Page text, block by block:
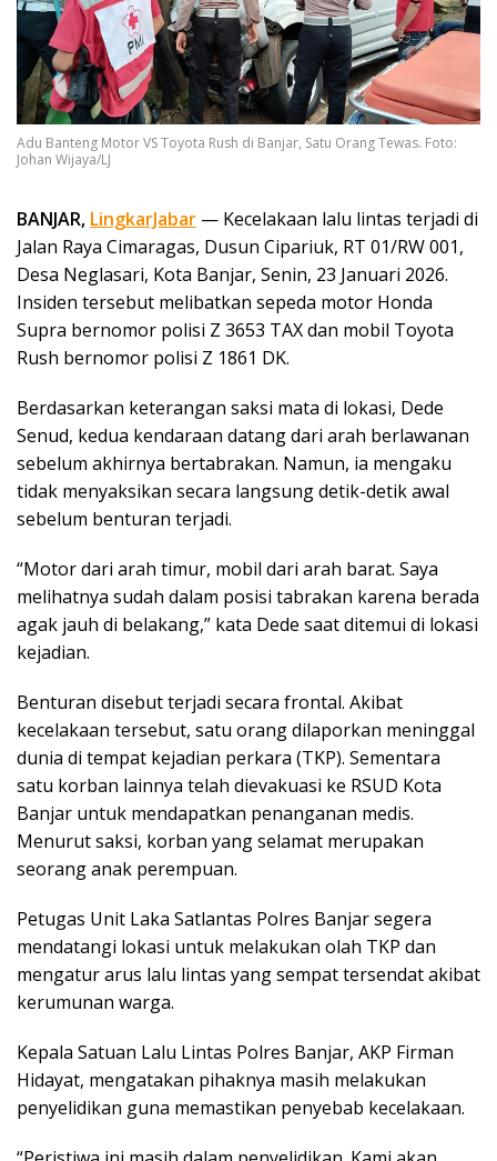
Adu Banteng Motor VS Toyota Rush di Banjar, Satu Orang Tewas. Foto:
Johan Wijaya/LJ
BANJAR, LingkarJabar — Kecelakaan lalu lintas terjadi di
Jalan Raya Cimaragas, Dusun Cipariuk, RT 01/RW 001,
Desa Neglasari, Kota Banjar, Senin, 23 Januari 2026.
Insiden tersebut melibatkan sepeda motor Honda
Supra bernomor polisi Z 3653 TAX dan mobil Toyota
Rush bernomor polisi Z 1861 DK.
Berdasarkan keterangan saksi mata di lokasi, Dede
Senud, kedua kendaraan datang dari arah berlawanan
sebelum akhirnya bertabrakan. Namun, ia mengaku
tidak menyaksikan secara langsung detik-detik awal
sebelum benturan terjadi.
“Motor dari arah timur, mobil dari arah barat. Saya
melihatnya sudah dalam posisi tabrakan karena berada
agak jauh di belakang,” kata Dede saat ditemui di lokasi
kejadian.
Benturan disebut terjadi secara frontal. Akibat
kecelakaan tersebut, satu orang dilaporkan meninggal
dunia di tempat kejadian perkara (TKP). Sementara
satu korban lainnya telah dievakuasi ke RSUD Kota
Banjar untuk mendapatkan penanganan medis.
Menurut saksi, korban yang selamat merupakan
seorang anak perempuan.
Petugas Unit Laka Satlantas Polres Banjar segera
mendatangi lokasi untuk melakukan olah TKP dan
mengatur arus lalu lintas yang sempat tersendat akibat
kerumunan warga.
Kepala Satuan Lalu Lintas Polres Banjar, AKP Firman
Hidayat, mengatakan pihaknya masih melakukan
penyelidikan guna memastikan penyebab kecelakaan.